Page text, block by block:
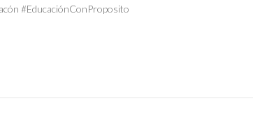
#EducaciónConProposito